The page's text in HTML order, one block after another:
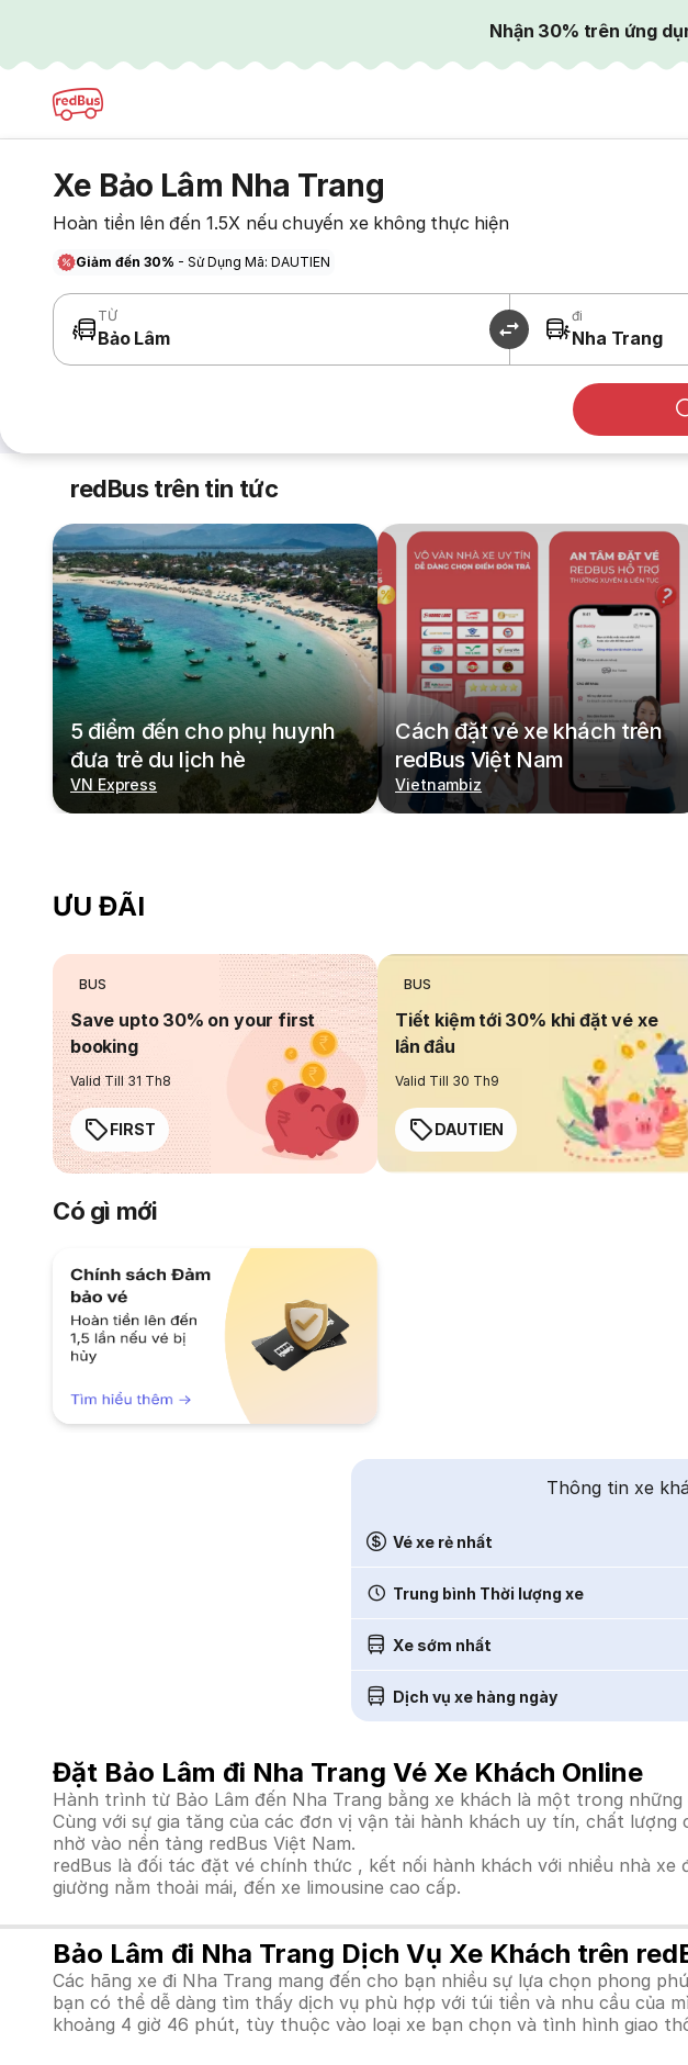
Nhận 30% trên ứng
Xe Bảo Lâm Nha Trang
Hoàn tiền lên đến 1.5X nếu chuyến xe không thực hiện
Giảm đến 30% - Sử Dụng Mã: DAUTIEN
TỪ
Bảo Lâm
đi
Nha Trang
redBus trên tin tức
5 điểm đến cho phụ huynh
đưa trẻ du lịch hè
VN Express
Cách đặt vé xe khách trên
redBus Việt Nam
Vietnambiz
ƯU ĐÃI
BUS
Save upto 30% on your first
booking
Valid Till 31 Th8
FIRST
BUS
Tiết kiệm tới 30% khi đặt vé xe
lần đầu
Valid Till 30 Th9
DAUTIEN
Có gì mới
Thông tin xe
Vé xe rẻ nhất
Trung bình Thời lượng xe
Xe sớm nhất
Dịch vụ xe hàng ngày
Đặt Bảo Lâm đi Nha Trang Vé Xe Khách Online
Hành trình từ Bảo Lâm đến Nha Trang bằng xe khách là một trong
Cùng với sự gia tăng của các đơn vị vận tải hành khách uy tín, chất
nhờ vào nền tảng redBus Việt Nam.
redBus là đối tác đặt vé chính thức , kết nối hành khách với nhiều nhà
giường nằm thoải mái, đến xe limousine cao cấp.
Bảo Lâm đi Nha Trang Dịch Vụ Xe Khách trên
Các hãng xe đi Nha Trang mang đến cho bạn nhiều sự lựa chọn phong
bạn có thể dễ dàng tìm thấy dịch vụ phù hợp với túi tiền và nhu cầu của
khoảng 4 giờ 46 phút, tùy thuộc vào loại xe bạn chọn và tình hình giao